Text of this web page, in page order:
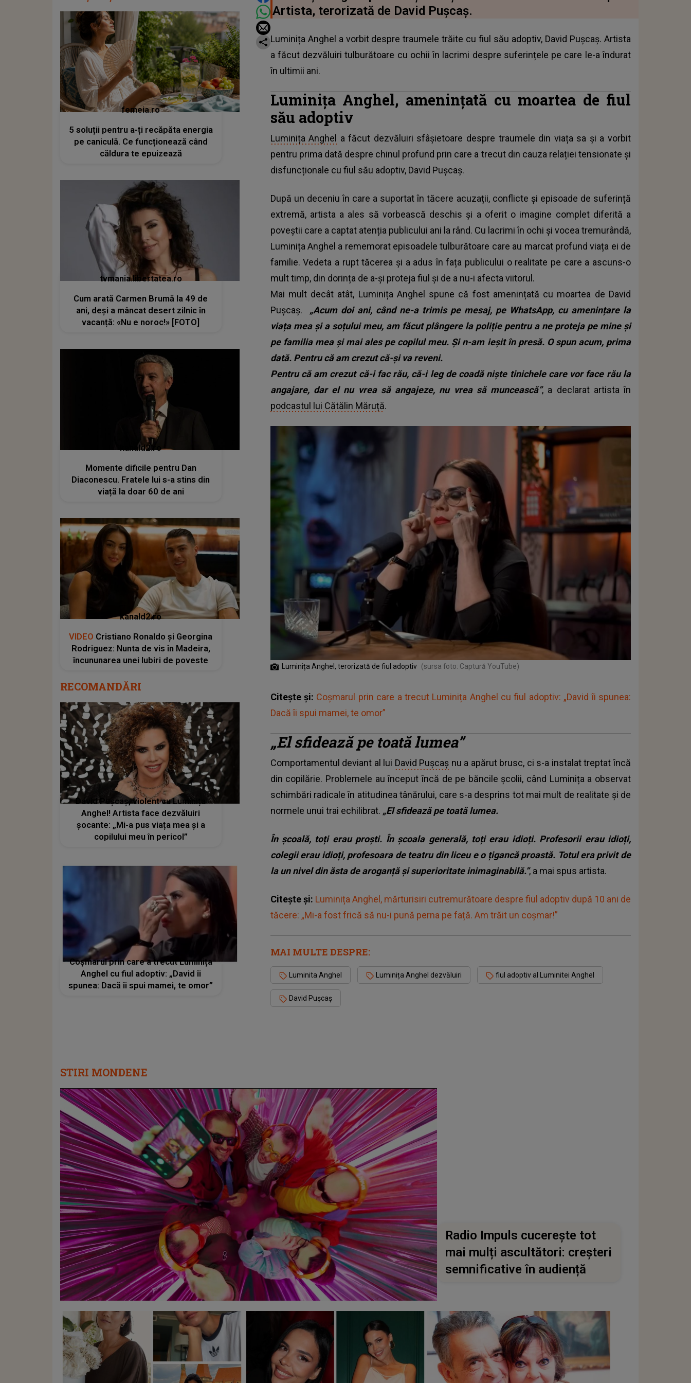
Artista, terorizată de David Pușcaș.
Luminița Anghel a vorbit despre traumele trăite cu fiul său adoptiv, David Pușcaș. Artista
a făcut dezvăluiri tulburătoare cu ochii în lacrimi despre suferințele pe care le-a îndurat
în ultimii ani.
Luminița Anghel, amenințată cu moartea de fiul
său adoptiv
Luminița Anghel a făcut dezvăluiri sfâșietoare despre traumele din viața sa și a vorbit
pentru prima dată despre chinul profund prin care a trecut din cauza relației tensionate și
disfuncționale cu fiul său adoptiv, David Pușcaș.
După un deceniu în care a suportat în tăcere acuzații, conflicte și episoade de suferință
extremă, artista a ales să vorbească deschis și a oferit o imagine complet diferită a
poveștii care a captat atenția publicului ani la rând. Cu lacrimi în ochi și vocea tremurândă,
Luminița Anghel a rememorat episoadele tulburătoare care au marcat profund viața ei de
familie. Vedeta a rupt tăcerea și a adus în fața publicului o realitate pe care a ascuns-o
mult timp, din dorința de a-și proteja fiul și de a nu-i afecta viitorul.
Mai mult decât atât, Luminița Anghel spune că fost amenințată cu moartea de David
Pușcaș. „Acum doi ani, când ne-a trimis pe mesaj, pe WhatsApp, cu amenințare la
viața mea și a soțului meu, am făcut plângere la poliție pentru a ne proteja pe mine și
pe familia mea și mai ales pe copilul meu. Și n-am ieșit în presă. O spun acum, prima
dată. Pentru că am crezut că-și va reveni.
Pentru că am crezut că-i fac rău, că-i leg de coadă niște tinichele care vor face rău la
angajare, dar el nu vrea să angajeze, nu vrea să muncească”, a declarat artista în
podcastul lui Cătălin Măruță.
Luminița Anghel, terorizată de fiul adoptiv (sursa foto: Captură YouTube)
Citește și: Coșmarul prin care a trecut Luminița Anghel cu fiul adoptiv: „David îi spunea:
Dacă îi spui mamei, te omor”
„El sfidează pe toată lumea”
Comportamentul deviant al lui David Pușcaș nu a apărut brusc, ci s-a instalat treptat încă
din copilărie. Problemele au început încă de pe băncile școlii, când Luminița a observat
schimbări radicale în atitudinea tânărului, care s-a desprins tot mai mult de realitate și de
normele unui trai echilibrat. „El sfidează pe toată lumea.
În școală, toți erau proști. În școala generală, toți erau idioți. Profesorii erau idioți,
colegii erau idioți, profesoara de teatru din liceu e o țigancă proastă. Totul era privit de
la un nivel din ăsta de aroganță și superioritate inimaginabilă.”, a mai spus artista.
Citește și: Luminița Anghel, mărturisiri cutremurătoare despre fiul adoptiv după 10 ani de
tăcere: „Mi-a fost frică să nu-i pună perna pe față. Am trăit un coșmar!”
MAI MULTE DESPRE:
Luminita Anghel Luminița Anghel dezvăluiri fiul adoptiv al Luminitei Anghel
David Pușcaș
femeia.ro
5 soluții pentru a-ți recăpăta energia
pe caniculă. Ce funcționează când
căldura te epuizează
tvmania.libertatea.ro
Cum arată Carmen Brumă la 49 de
ani, deși a mâncat desert zilnic în
vacanță: «Nu e noroc!» [FOTO]
kanald2.ro
Momente dificile pentru Dan
Diaconescu. Fratele lui s-a stins din
viață la doar 60 de ani
kanald2.ro
VIDEO Cristiano Ronaldo și Georgina
Rodriguez: Nunta de vis în Madeira,
încununarea unei Iubiri de poveste
RECOMANDĂRI
David Pușcaș, violent cu Luminița
Anghel! Artista face dezvăluiri
șocante: „Mi-a pus viața mea și a
copilului meu în pericol”
Coșmarul prin care a trecut Luminița
Anghel cu fiul adoptiv: „David îi
spunea: Dacă îi spui mamei, te omor”
STIRI MONDENE
Radio Impuls cucerește tot
mai mulți ascultători: creșteri
semnificative în audiență